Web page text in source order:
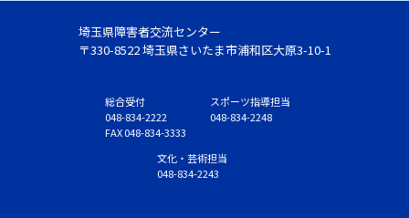
埼玉県障害者交流センター
〒330-8522 埼玉県さいたま市浦和区大原3-10-1
総合受付
048-834-2222
FAX 048-834-3333
スポーツ指導担当
048-834-2248
文化・芸術担当
048-834-2243